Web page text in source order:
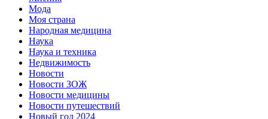
Мода
Моя страна
Народная медицина
Наука
Наука и техника
Недвижимость
Новости
Новости ЗОЖ
Новости медицины
Новости путешествий
Новый год 2024